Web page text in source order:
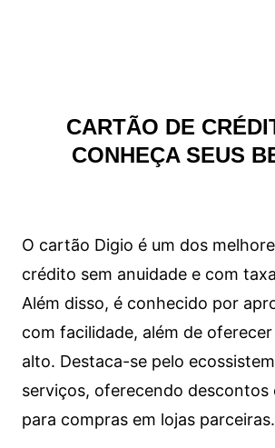
CARTÃO DE
CONHEÇA SEUS
O cartão Digio é um dos
crédito sem anuidade e com
Além disso, é conhecido por
com facilidade, além de
alto. Destaca-se pelo
serviços, oferecendo descontos
para compras em lojas parceiras.